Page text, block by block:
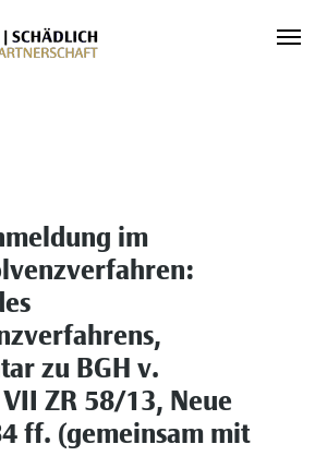
im
zu BGH v.
ZR 58/13, Neue
ff. (gemeinsam mit